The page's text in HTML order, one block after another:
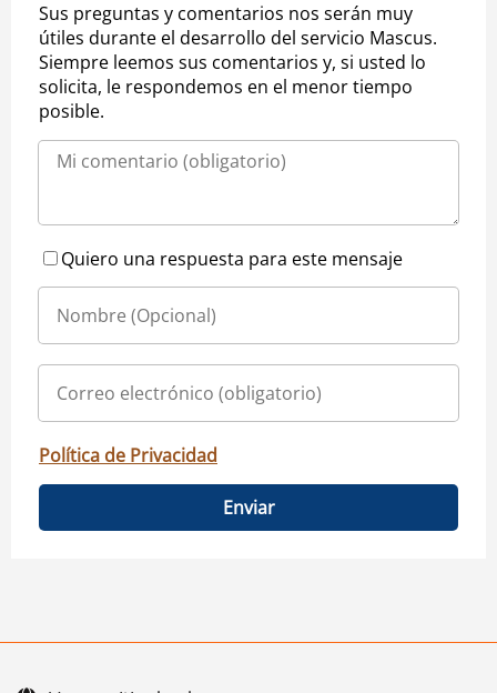
Sus preguntas y comentarios nos serán muy
útiles durante el desarrollo del servicio Mascus.
Siempre leemos sus comentarios y, si usted lo
solicita, le respondemos en el menor tiempo
posible.
Quiero una respuesta para este mensaje
Política de Privacidad
Enviar